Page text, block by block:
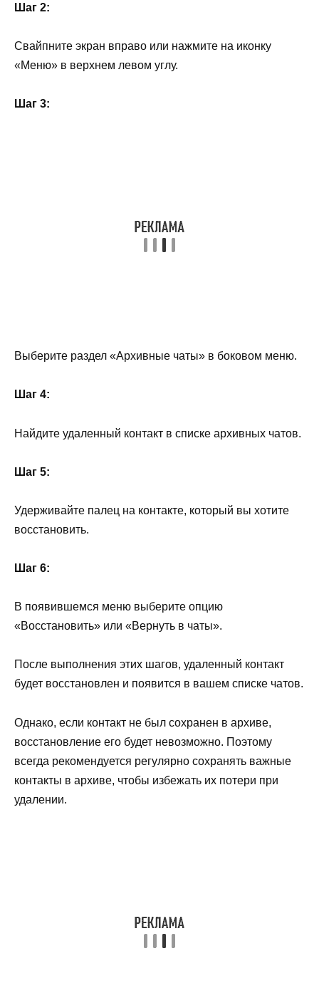
Шаг 2:
Свайпните экран вправо или нажмите на иконку
«Меню» в верхнем левом углу.
Шаг 3:
Выберите раздел «Архивные чаты» в боковом меню.
Шаг 4:
Найдите удаленный контакт в списке архивных чатов.
Шаг 5:
Удерживайте палец на контакте, который вы хотите
восстановить.
Шаг 6:
В появившемся меню выберите опцию
«Восстановить» или «Вернуть в чаты».
После выполнения этих шагов, удаленный контакт
будет восстановлен и появится в вашем списке чатов.
Однако, если контакт не был сохранен в архиве,
восстановление его будет невозможно. Поэтому
всегда рекомендуется регулярно сохранять важные
контакты в архиве, чтобы избежать их потери при
удалении.